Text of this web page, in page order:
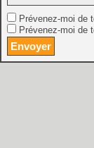
Prévenez-moi de
Prévenez-moi de